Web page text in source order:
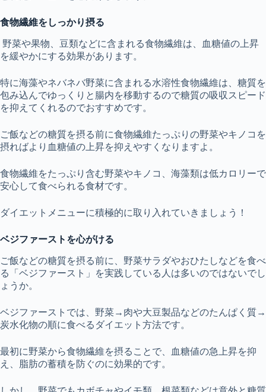
食物繊維をしっかり摂る
野菜や果物、豆類などに含まれる食物繊維は、血糖値の上昇
を緩やかにする効果があります。
特に海藻やネバネバ野菜に含まれる水溶性食物繊維は、糖質を
包み込んでゆっくりと腸内を移動するので糖質の吸収スピード
を抑えてくれるのでおすすめです。
ご飯などの糖質を摂る前に食物繊維たっぷりの野菜やキノコを
摂ればより血糖値の上昇を抑えやすくなりますよ。
食物繊維をたっぷり含む野菜やキノコ、海藻類は低カロリーで
安心して食べられる食材です。
ダイエットメニューに積極的に取り入れていきましょう！
ベジファーストを心がける
ご飯などの糖質を摂る前に、野菜サラダやおひたしなどを食べ
る「ベジファースト」を実践している人は多いのではないでし
ょうか。
ベジファーストでは、野菜→肉や大豆製品などのたんぱく質→
炭水化物の順に食べるダイエット方法です。
最初に野菜から食物繊維を摂ることで、血糖値の急上昇を抑
え、脂肪の蓄積を防ぐのに効果的です。